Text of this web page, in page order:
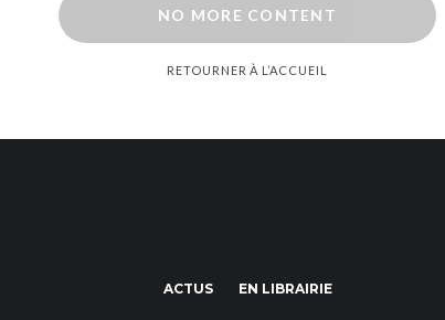
NO MORE CONTENT
RETOURNER À L’ACCUEIL
ACTUS EN LIBRAIRIE